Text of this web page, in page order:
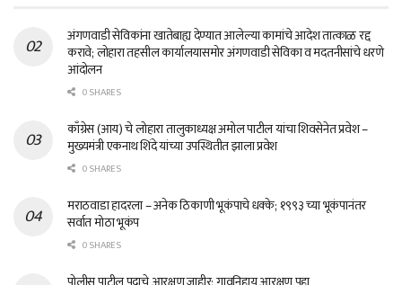
अंगणवाडी सेविकांना खातेबाह्य देण्यात आलेल्या कामांचे आदेश तात्काळ रद्द
करावे; लोहारा तहसील कार्यालयासमोर अंगणवाडी सेविका व मदतनीसांचे धरणे
आंदोलन
0 SHARES
काँग्रेस (आय) चे लोहारा तालुकाध्यक्ष अमोल पाटील यांचा शिवसेनेत प्रवेश –
मुख्यमंत्री एकनाथ शिंदे यांच्या उपस्थितीत झाला प्रवेश
0 SHARES
मराठवाडा हादरला – अनेक ठिकाणी भूकंपाचे धक्के; १९९३ च्या भूकंपानंतर
सर्वात मोठा भूकंप
0 SHARES